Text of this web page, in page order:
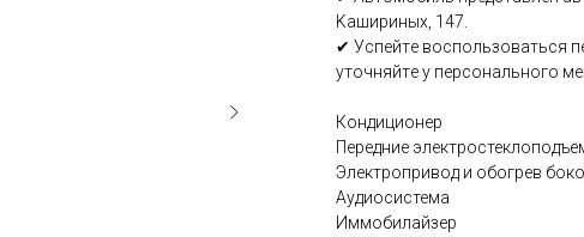
Kашиpиныx, 147.
✔ Уcпeйтe воспользoватьcя
уточняйтe у пepсонaльногo
Кондиционер
Перeдние
Электропривод и обогрев
Аудиосистема
Иммобилайзер